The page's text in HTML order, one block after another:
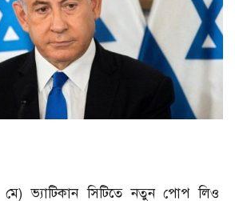
ভ্যাটিকান সিটিতে নতুন পোপ লিও